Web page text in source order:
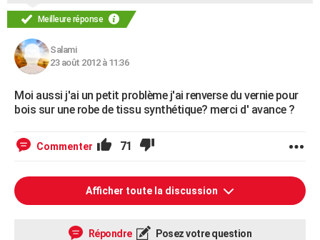
Meilleure réponse
Salami
23 août 2012 à 11:36
Moi aussi j'ai un petit problème j'ai renverse du vernie pour
bois sur une robe de tissu synthétique? merci d' avance ?
Commenter 71
Afficher toute la discussion
Répondre Posez votre question